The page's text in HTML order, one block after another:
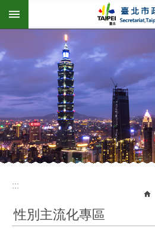
跳到主要內容區塊
:::
性別主流化專區